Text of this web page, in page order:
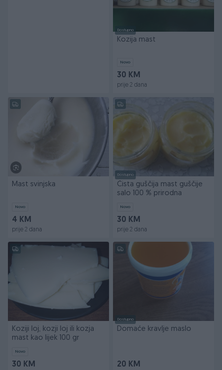
Dostupno
Kozija mast
Novo
30 KM
prije 2 dana
Mast svinjska
Novo
4 KM
prije 2 dana
Dostupno
Čista guščija mast guščije
salo 100 % prirodna
Novo
30 KM
prije 2 dana
Koziji loj, kozji loj ili kozja
mast kao lijek 100 gr
Novo
30 KM
Dostupno
Domaće kravlje maslo
20 KM